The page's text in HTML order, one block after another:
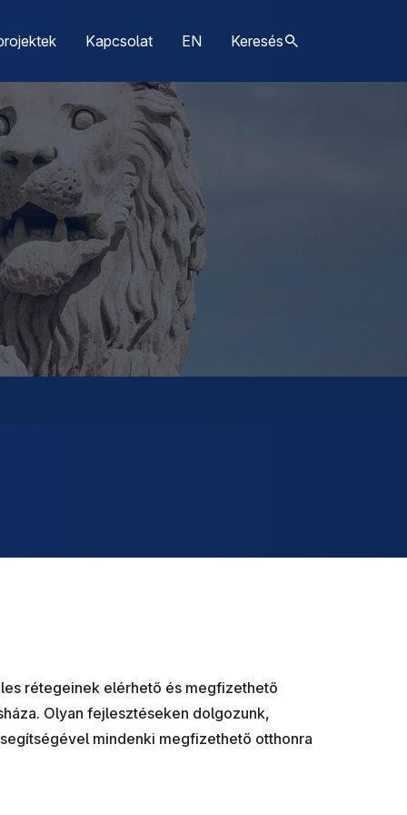
Kapcsolat EN Keresés
rétegeinek elérhető és megfizethető
Olyan fejlesztéseken dolgozunk,
mindenki megfizethető otthonra